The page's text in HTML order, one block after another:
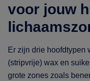
voor jouw
Er zijn drie hoofdtypen
(stripvrije) wax en
grote zones zoals